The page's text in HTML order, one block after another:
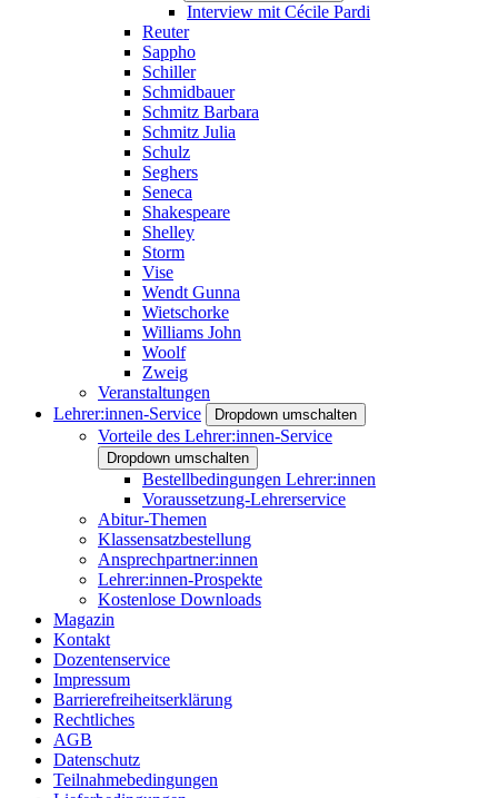
Interview mit Cécile Pardi
Reuter
Sappho
Schiller
Schmidbauer
Schmitz Barbara
Schmitz Julia
Schulz
Seghers
Seneca
Shakespeare
Shelley
Storm
Vise
Wendt Gunna
Wietschorke
Williams John
Woolf
Zweig
Veranstaltungen
Lehrer:innen-Service
Dropdown umschalten
Vorteile des Lehrer:innen-Service
Dropdown umschalten
Bestellbedingungen Lehrer:innen
Voraussetzung-Lehrerservice
Abitur-Themen
Klassensatzbestellung
Ansprechpartner:innen
Lehrer:innen-Prospekte
Kostenlose Downloads
Magazin
Kontakt
Dozentenservice
Impressum
Barrierefreiheitserklärung
Rechtliches
AGB
Datenschutz
Teilnahmebedingungen